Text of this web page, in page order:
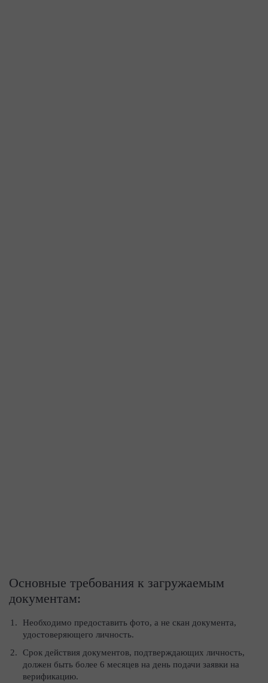
Основные требования к загружаемым
документам:
Необходимо предоставить фото, а не скан документа,
удостоверяющего личность.
Срок действия документов, подтверждающих личность,
должен быть более 6 месяцев на день подачи заявки на
верификацию.